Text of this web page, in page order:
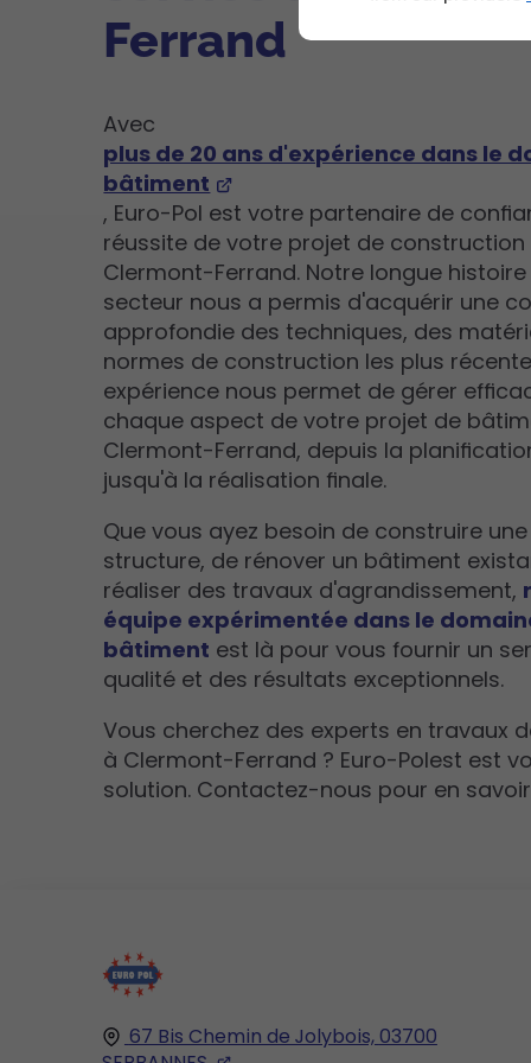
Ferrand
Avec
plus de 20 ans d'expérience dans le
bâtiment
, Euro-Pol est votre partenaire de
réussite de votre projet de construction
Clermont-Ferrand. Notre longue
secteur nous a permis d'acquérir une
approfondie des techniques, des
normes de construction les plus
expérience nous permet de gérer
chaque aspect de votre projet de
Clermont-Ferrand, depuis la
jusqu'à la réalisation finale.
Que vous ayez besoin de construire
structure, de rénover un bâtiment
réaliser des travaux d'agrandissement,
équipe expérimentée dans le
bâtiment est là pour vous fournir un
qualité et des résultats exceptionnels.
Vous cherchez des experts en travaux
à Clermont-Ferrand ? Euro-Polest est
solution. Contactez-nous pour en
67 Bis Chemin de Jolybois, 03700